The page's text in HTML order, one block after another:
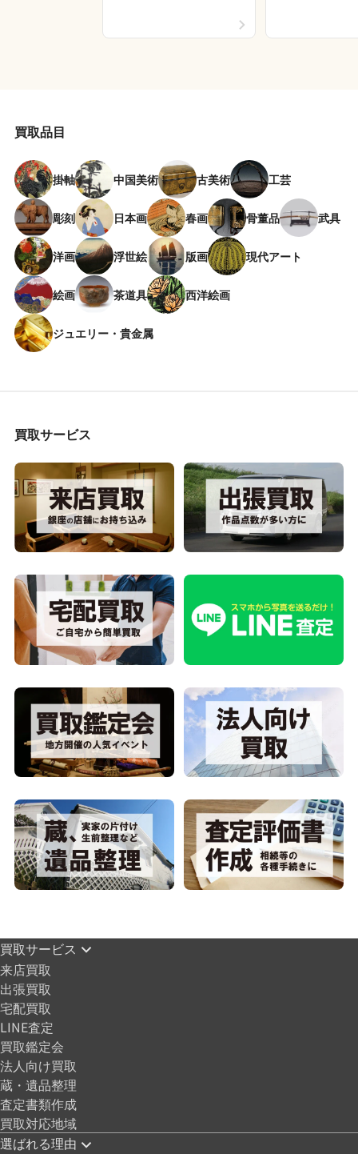
買取品目
掛軸 中国美術 古美術 工芸
彫刻 日本画 春画 骨董品 武具
洋画 浮世絵 版画 現代アート
絵画 茶道具 西洋絵画
ジュエリー・貴金属
買取サービス
買取サービス
来店買取
出張買取
宅配買取
LINE査定
買取鑑定会
法人向け買取
蔵・遺品整理
査定書類作成
買取対応地域
選ばれる理由